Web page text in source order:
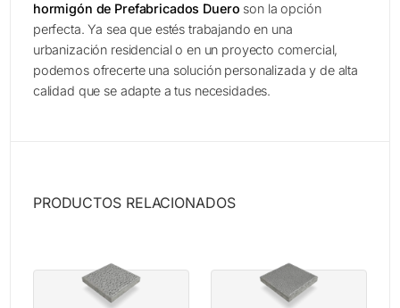
hormigón de Prefabricados Duero son la opción
perfecta. Ya sea que estés trabajando en una
urbanización residencial o en un proyecto comercial,
podemos ofrecerte una solución personalizada y de alta
calidad que se adapte a tus necesidades.
PRODUCTOS RELACIONADOS